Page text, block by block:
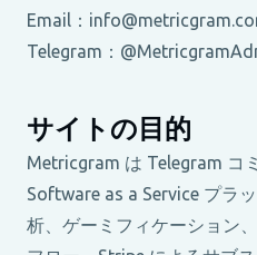
Email：
Telegram：
サイトの目的
Metricgram は Telegram コ
Software as a Service プラ
析、ゲーミフィケーション